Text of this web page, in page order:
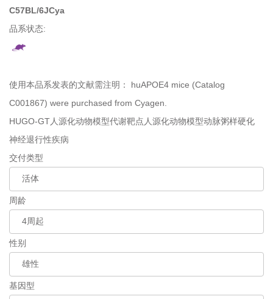
C57BL/6JCya
品系状态:
使用本品系发表的文献需注明： huAPOE4 mice (Catalog
C001867) were purchased from Cyagen.
HUGO-GT人源化动物模型代谢靶点人源化动物模型动脉粥样硬化
神经退行性疾病
交付类型
周龄
性别
基因型